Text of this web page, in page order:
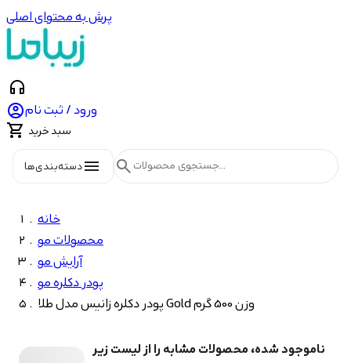
پرش به محتوای اصلی
headphones
ورود / ثبت نام
 سبد خرید
menuدسته‌بندی‌ها search
خانه
محصولات مو
آرایش مو
پودر دکلره مو
پودر دکلره زانیس مدل طلا Gold وزن 500 گرم
ناموجود شده، محصولات مشابه را از لیست زیر